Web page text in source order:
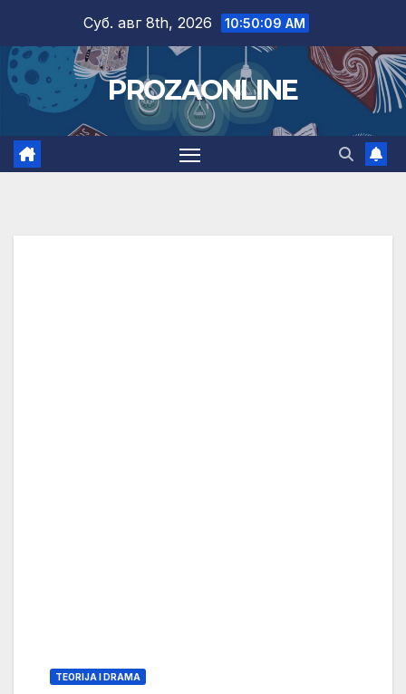
content
Суб. авг 8th, 2026 10:50:10 AM
PROZAONLINE
TEORIJA I DRAMA